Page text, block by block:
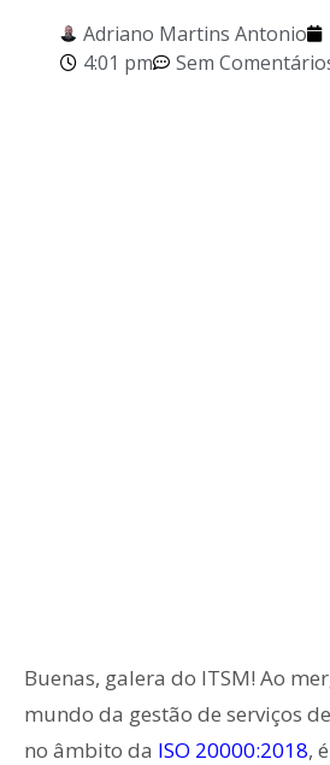
Adriano Martins Antonio
4:01 pm
Sem
Buenas, galera do ITSM! Ao
mundo da gestão de serviços
no âmbito da ISO 20000:2018,